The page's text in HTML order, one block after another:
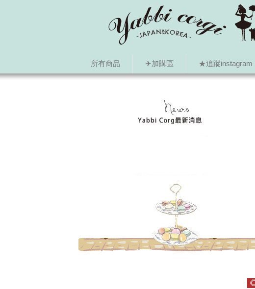
所有商品 ✈加購區 ★追蹤instagram